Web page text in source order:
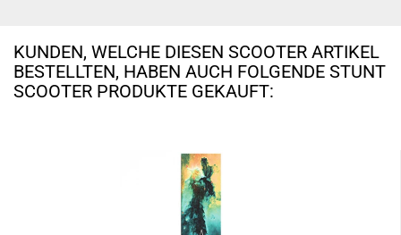
KUNDEN, WELCHE DIESEN SCOOTER ARTIKEL
BESTELLTEN, HABEN AUCH FOLGENDE STUNT
SCOOTER PRODUKTE GEKAUFT: